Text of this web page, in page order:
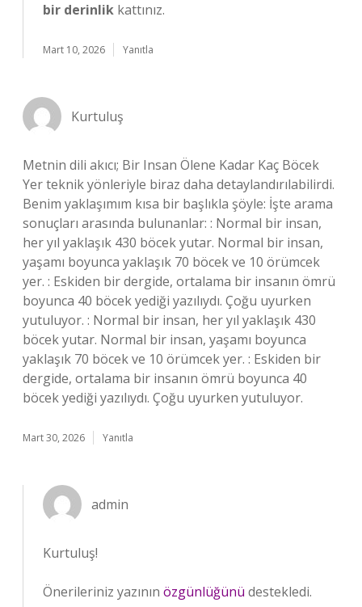
bir derinlik kattınız.
Mart 10, 2026 Yanıtla
Kurtuluş
Metnin dili akıcı; Bir Insan Ölene Kadar Kaç Böcek
Yer teknik yönleriyle biraz daha detaylandırılabilirdi.
Benim yaklaşımım kısa bir başlıkla şöyle: İşte arama
sonuçları arasında bulunanlar: : Normal bir insan,
her yıl yaklaşık 430 böcek yutar. Normal bir insan,
yaşamı boyunca yaklaşık 70 böcek ve 10 örümcek
yer. : Eskiden bir dergide, ortalama bir insanın ömrü
boyunca 40 böcek yediği yazılıydı. Çoğu uyurken
yutuluyor. : Normal bir insan, her yıl yaklaşık 430
böcek yutar. Normal bir insan, yaşamı boyunca
yaklaşık 70 böcek ve 10 örümcek yer. : Eskiden bir
dergide, ortalama bir insanın ömrü boyunca 40
böcek yediği yazılıydı. Çoğu uyurken yutuluyor.
Mart 30, 2026 Yanıtla
admin
Kurtuluş!
Önerileriniz yazının özgünlüğünü destekledi.